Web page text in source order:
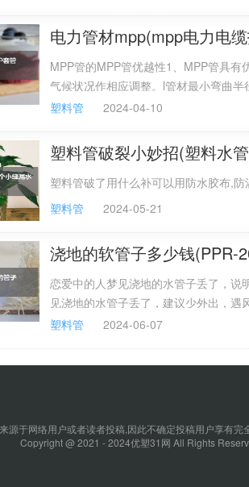
电力管材mpp(mpp电力电
MPP管的MPP管优越性1、MPP管具
气候状况作相应调整。l管材最小弯曲半
塑料管
2024-04-10
塑料管破裂小妙招(塑料水
塑料管破了用什么补可以用防水胶布,防
塑料管
2024-05-21
浇地的软管子多少钱(PPR-
恋爱中的人梦见浇地的水管子丢了，说
见浇地的水管子丢了，建议少外出，
着不可因小失大，宜放眼看天下，不计
塑料管 2024-06-07
源于网络用户或者读者投稿,因此不确定投稿用户享有
Copyright @ 2021 - 2024优塑31网 All Rights